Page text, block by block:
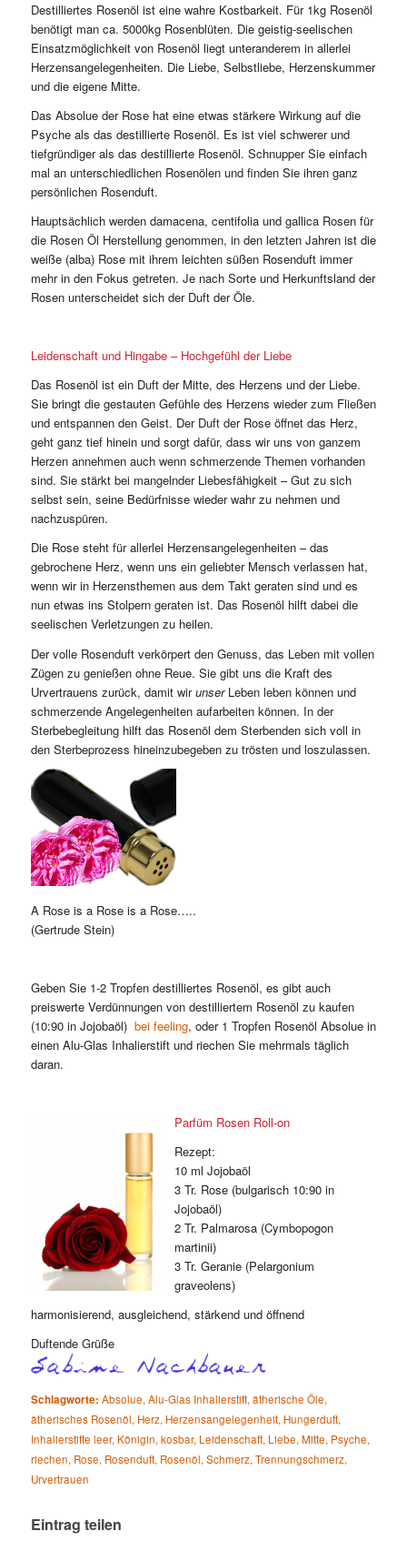
Destilliertes Rosenöl ist eine wahre Kostbarkeit. Für 1kg Rosenöl
benötigt man ca. 5000kg Rosenblüten. Die geistig-seelischen
Einsatzmöglichkeit von Rosenöl liegt unteranderem in allerlei
Herzensangelegenheiten. Die Liebe, Selbstliebe, Herzenskummer
und die eigene Mitte.
Das Absolue der Rose hat eine etwas stärkere Wirkung auf die
Psyche als das destillierte Rosenöl. Es ist viel schwerer und
tiefgründiger als das destillierte Rosenöl. Schnupper Sie einfach
mal an unterschiedlichen Rosenölen und finden Sie ihren ganz
persönlichen Rosenduft.
Hauptsächlich werden damacena, centifolia und gallica Rosen für
die Rosen Öl Herstellung genommen, in den letzten Jahren ist die
weiße (alba) Rose mit ihrem leichten süßen Rosenduft immer
mehr in den Fokus getreten. Je nach Sorte und Herkunftsland der
Rosen unterscheidet sich der Duft der Öle.
Leidenschaft und Hingabe – Hochgefühl der Liebe
Das Rosenöl ist ein Duft der Mitte, des Herzens und der Liebe.
Sie bringt die gestauten Gefühle des Herzens wieder zum Fließen
und entspannen den Geist. Der Duft der Rose öffnet das Herz,
geht ganz tief hinein und sorgt dafür, dass wir uns von ganzem
Herzen annehmen auch wenn schmerzende Themen vorhanden
sind. Sie stärkt bei mangelnder Liebesfähigkeit – Gut zu sich
selbst sein, seine Bedürfnisse wieder wahr zu nehmen und
nachzuspüren.
Die Rose steht für allerlei Herzensangelegenheiten – das
gebrochene Herz, wenn uns ein geliebter Mensch verlassen hat,
wenn wir in Herzensthemen aus dem Takt geraten sind und es
nun etwas ins Stolpern geraten ist. Das Rosenöl hilft dabei die
seelischen Verletzungen zu heilen.
Der volle Rosenduft verkörpert den Genuss, das Leben mit vollen
Zügen zu genießen ohne Reue. Sie gibt uns die Kraft des
Urvertrauens zurück, damit wirunserLeben leben können und
schmerzende Angelegenheiten aufarbeiten können. In der
Sterbebegleitung hilft das Rosenöl dem Sterbenden sich voll in
den Sterbeprozess hineinzubegeben zu trösten und loszulassen.
A Rose is a Rose is a Rose…..
(Gertrude Stein)
Geben Sie 1-2 Tropfen destilliertes Rosenöl, es gibt auch
preiswerte Verdünnungen von destilliertem Rosenöl zu kaufen
(10:90 in Jojobaöl) bei feeling, oder 1 Tropfen Rosenöl Absolue in
einen Alu-Glas Inhalierstift und riechen Sie mehrmals täglich
daran.
Parfüm Rosen Roll-on
Rezept:
10 ml Jojobaöl
3 Tr. Rose (bulgarisch 10:90 in
Jojobaöl)
2 Tr. Palmarosa (Cymbopogon
martinii)
3 Tr. Geranie (Pelargonium
graveolens)
harmonisierend, ausgleichend, stärkend und öffnend
Duftende Grüße
Schlagworte: Absolue, Alu-Glas Inhalierstift, ätherische Öle,
ätherisches Rosenöl, Herz, Herzensangelegenheit, Hungerduft,
Inhalierstifte leer, Königin, kosbar, Leidenschaft, Liebe, Mitte, Psyche,
riechen, Rose, Rosenduft, Rosenöl, Schmerz, Trennungschmerz,
Urvertrauen
Eintrag teilen